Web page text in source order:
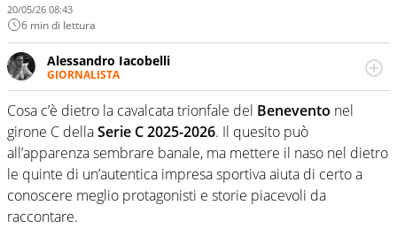
20/05/26 08:43
6 min di lettura
Alessandro Iacobelli
GIORNALISTA
Classe 1994. Giornalista pubblicista dal 2016. Si occupa
principalmente di calcio, basket, volley e ciclismo.
Cosa c’è dietro la cavalcata trionfale del Benevento nel
girone C dellaSerie C 2025-2026. Il quesito può
all’apparenza sembrare banale, ma mettere il naso nel dietro
le quinte di un’autentica impresa sportiva aiuta di certo a
conoscere meglio protagonisti e storie piacevoli da
raccontare.